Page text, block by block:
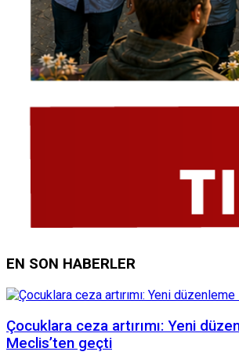
EN SON HABERLER
Çocuklara ceza artırımı: Yeni
Meclis’ten geçti